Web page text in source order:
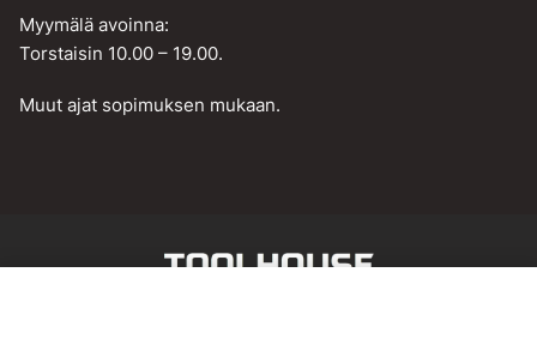
Myymälä avoinna:
Torstaisin 10.00 – 19.00.
Muut ajat sopimuksen mukaan.